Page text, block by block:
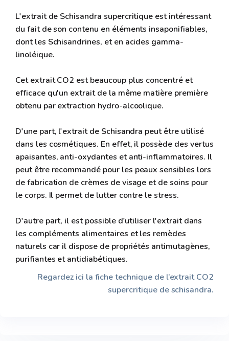
L'extrait de Schisandra supercritique est intéressant
du fait de son contenu en éléments insaponifiables,
dont les Schisandrines, et en acides gamma-
linoléique.
Cet extrait CO2 est beaucoup plus concentré et
efficace qu'un extrait de la même matière première
obtenu par extraction hydro-alcoolique.
D'une part, l'extrait de Schisandra peut être utilisé
dans les cosmétiques. En effet, il possède des vertus
apaisantes, anti-oxydantes et anti-inflammatoires. Il
peut être recommandé pour les peaux sensibles lors
de fabrication de crèmes de visage et de soins pour
le corps. Il permet de lutter contre le stress.
D'autre part, il est possible d'utiliser l'extrait dans
les compléments alimentaires et les remèdes
naturels car il dispose de propriétés antimutagènes,
purifiantes et antidiabétiques.
Regardez ici la fiche technique de l’extrait CO2
supercritique de schisandra.